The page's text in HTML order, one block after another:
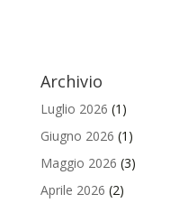
Archivio
Luglio 2026 (1)
Giugno 2026 (1)
Maggio 2026 (3)
Aprile 2026 (2)